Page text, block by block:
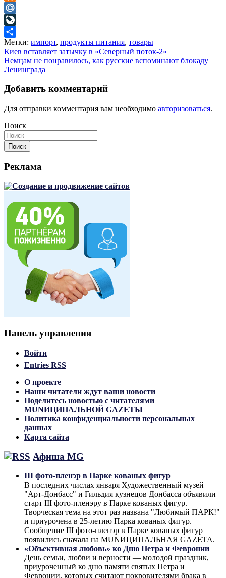
Odnoklassniki
Mail.Ru
LiveJournal
Отправить
Метки: импорт, продукты питания, товары
Навигация
по
Киев вставляет затычку в «Северный поток-2»
Немцам не понравилось, как русские вспоминают блокаду
Ленинграда
Добавить комментарий
Для отправки комментария вам необходимо авторизоваться.
Поиск
Поиск
Реклама
Панель управления
Войти
Entries RSS
О проекте
Наши читатели ждут ваши новости
Поделитесь новостью с читателями
MUNИЦИПАЛЬНОЙ GAZЕТЫ
Политика конфиденциальности персональных
данных
Карта сайта
Афиша MG
III фото-пленэр в Парке кованых фигур
В последних числах января Художественный музей
"Арт-Донбасс" и Гильдия кузнецов Донбасса объявили
старт III фото-пленэру в Парке кованых фигур.
Творческая тема на этот раз названа "Любимый ПАРК!"
и приурочена в 25-летию Парка кованых фигур.
Сообщение III фото-пленэр в Парке кованых фигур
появились сначала на MUNИЦИПАЛЬНАЯ GAZЕТА.
«Объективная любовь» ко Дню Петра и Февронии
День семьи, любви и верности — молодой праздник,
приуроченный ко дню памяти святых Петра и
Февронии, которых считают покровителями брака в